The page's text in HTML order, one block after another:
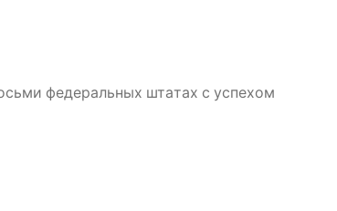
феде­раль­ных шта­тах с успе­хом